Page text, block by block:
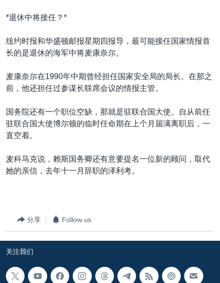
*退休中将接任？*
纽约时报和华盛顿邮报星期四报导，最可能接任国家情报首
长的是退休的海军中将麦康奈尔。
麦康奈尔在1990年中期曾经担任国家安全局的局长。在那之
前，他还担任过参谋长联席会议的情报主管。
国务院还有一个职位空缺，那就是驻联合国大使。自从前任
驻联合国大使博尔顿的临时任命期在上个月届满离职后，一
直空着。
麦科马克说，赖斯国务卿还有意要提名一位新的顾问，取代
她的亲信，去年十一月辞职的泽利考。
分享 Follow us
关注我们